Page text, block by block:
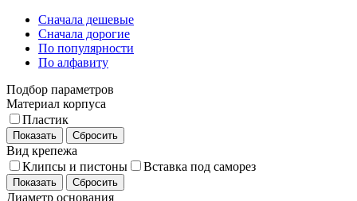
Сначала дешевые
Сначала дорогие
По популярности
По алфавиту
Подбор параметров
Материал корпуса
Пластик
Показать Сбросить
Вид крепежа
Клипсы и пистоны
Вставка под саморез
Показать Сбросить
Диаметр основания